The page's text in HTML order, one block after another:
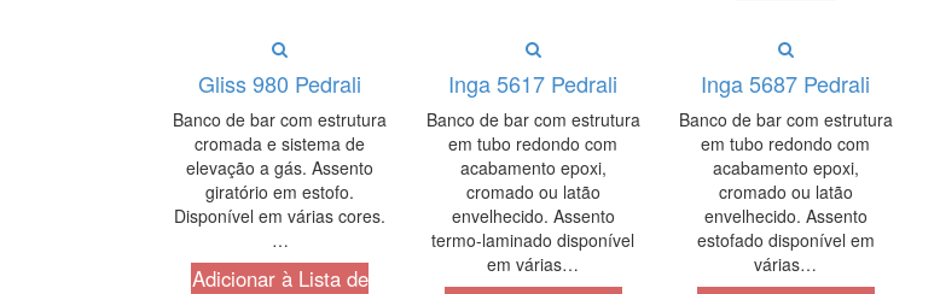
Gliss 980 Pedrali
Banco de bar com estrutura
cromada e sistema de
elevação a gás. Assento
giratório em estofo.
Disponível em várias cores.
…
Adicionar à Lista de
Inga 5617 Pedrali
Banco de bar com estrutura
em tubo redondo com
acabamento epoxi,
cromado ou latão
envelhecido. Assento
termo-laminado disponível
em várias…
Inga 5687 Pedrali
Banco de bar com estrutura
em tubo redondo com
acabamento epoxi,
cromado ou latão
envelhecido. Assento
estofado disponível em
várias…